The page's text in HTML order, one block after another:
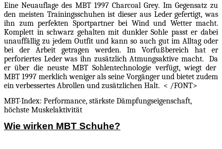
Eine Neuauflage des MBT 1997 Charcoal Grey. Im Gegensatz zu
den meisten Trainingsschuhen ist dieser aus Leder gefertigt, was
ihn zum perfekten Sportpartner bei Wind und Wetter macht.
Komplett in schwarz gehalten mit dunkler Sohle passt er dabei
unauffällig zu jedem Outfit und kann so auch gut im Alltag oder
bei der Arbeit getragen werden. Im Vorfußbereich hat er
perforiertes Leder was ihn zusätzlich Atmungsaktive macht.
Da
er über die neuste MBT Sohlentechnologie verfügt, wiegt der
MBT 1997 merklich weniger als seine Vorgänger und bietet zudem
ein verbessertes Abrollen und zusätzlichen Halt. < /FONT>
MBT-Index: Performance, stärkste Dämpfungseigenschaft,
höchste Muskelaktivität
Wie wirken MBT Schuhe?